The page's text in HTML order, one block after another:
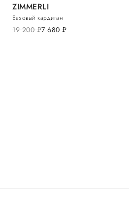
ZIMMERLI
Базовый кардиган
19 200руб.7 680 руб.